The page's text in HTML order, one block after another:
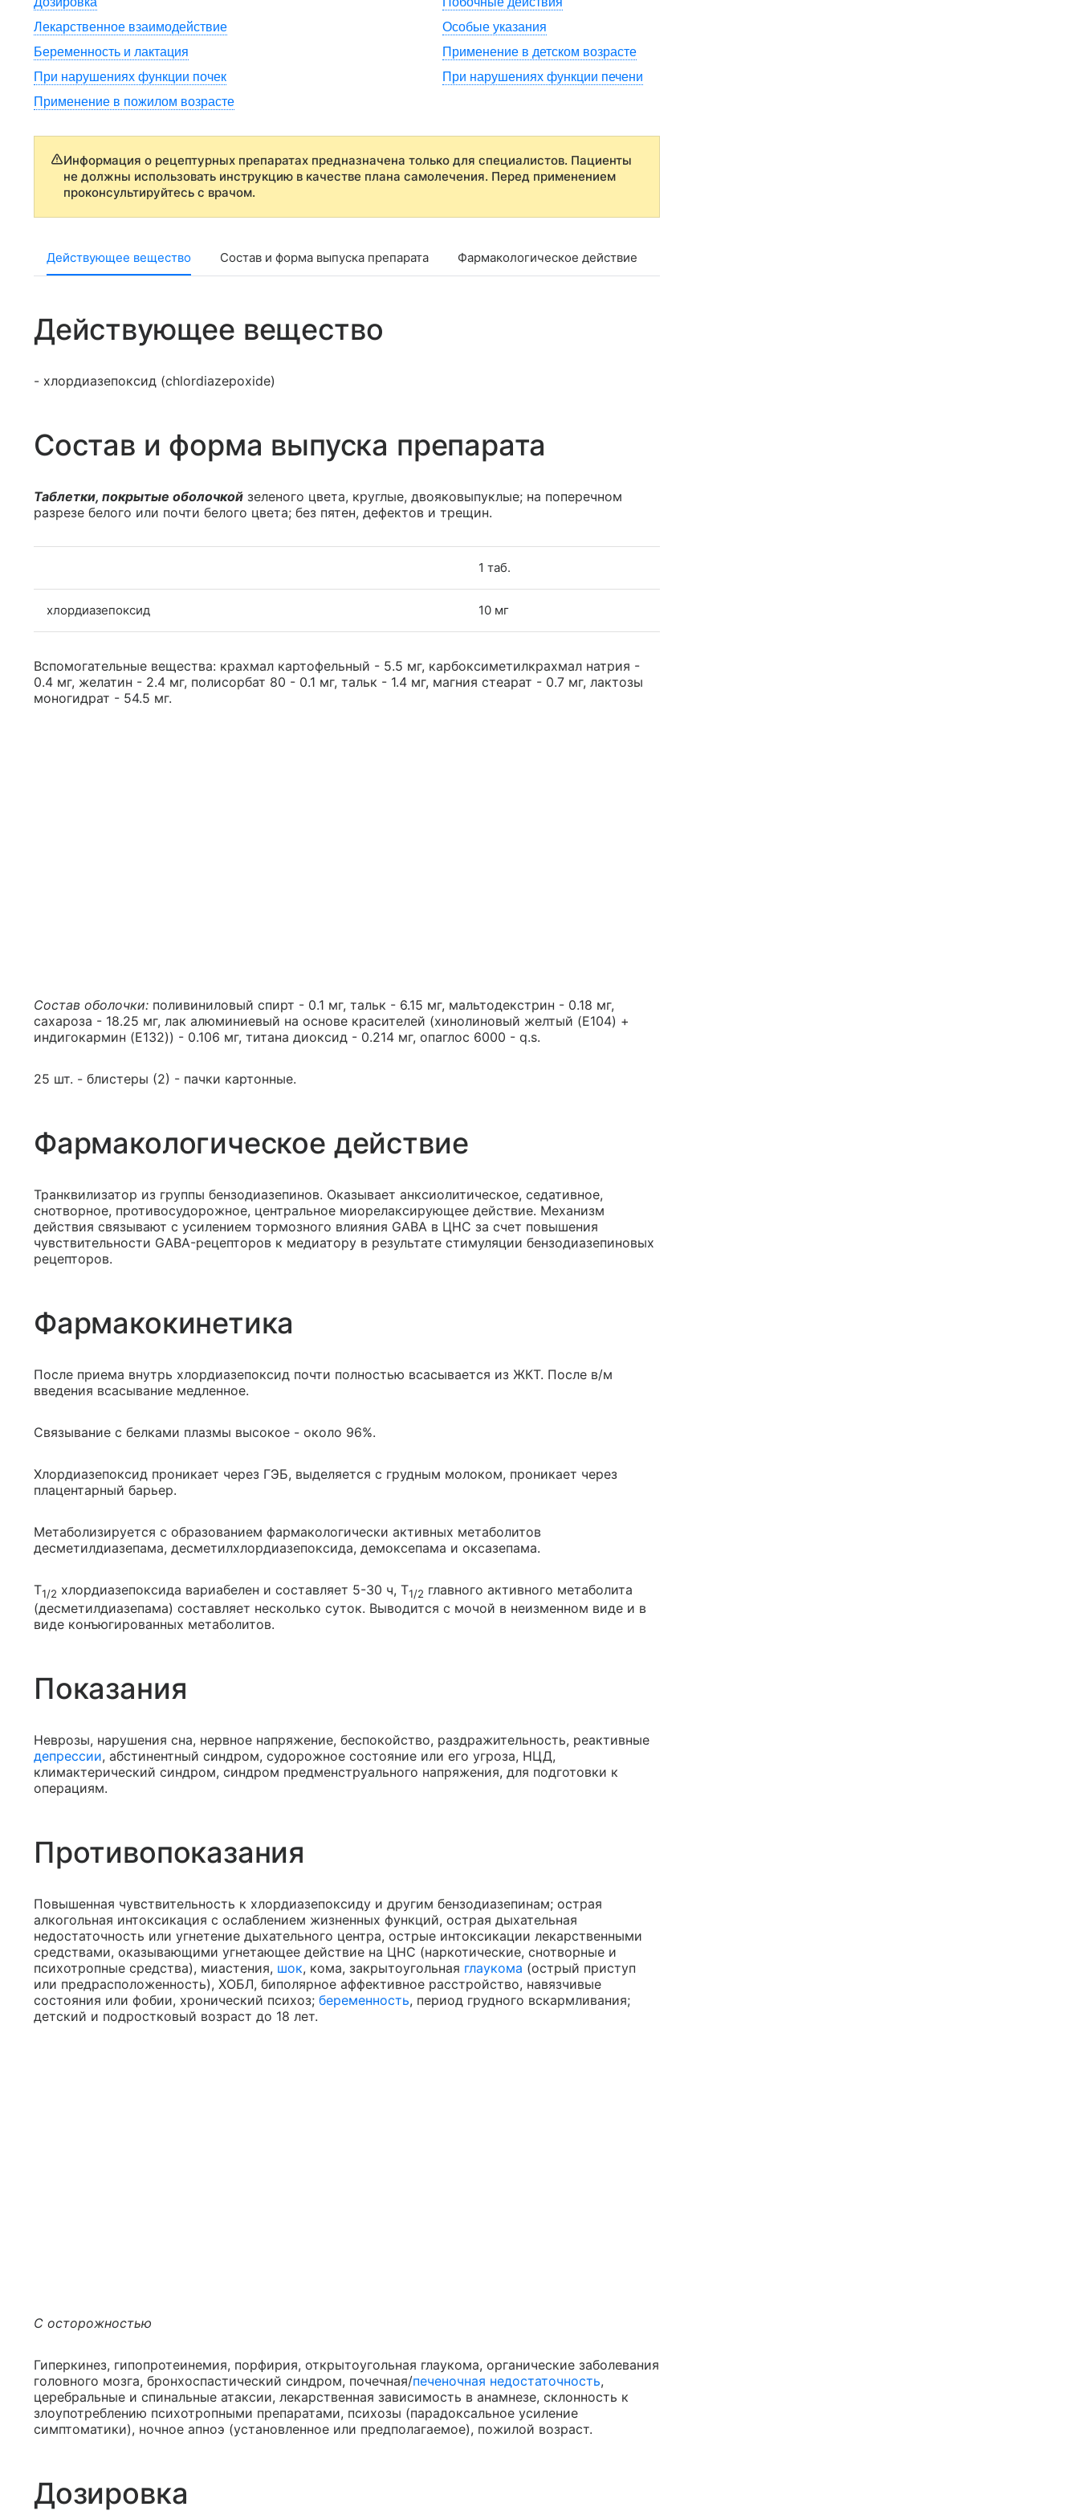
Лекарственное взаимодействие
Особые указания
Беременность и лактация
Применение в детском возрасте
При нарушениях функции почек
При нарушениях функции печени
Применение в пожилом возрасте
Информация о рецептурных препаратах предназначена только для специалистов. Пациенты
не должны использовать инструкцию в качестве плана самолечения. Перед применением
проконсультируйтесь с врачом.
Действующее вещество Состав и форма выпуска препарата Фармакологическое действие
Действующее вещество
- хлордиазепоксид (chlordiazepoxide)
Состав и форма выпуска препарата
Таблетки, покрытые оболочкой зеленого цвета, круглые, двояковыпуклые; на поперечном
разрезе белого или почти белого цвета; без пятен, дефектов и трещин.
1 таб.
хлордиазепоксид 10 мг
Вспомогательные вещества: крахмал картофельный - 5.5 мг, карбоксиметилкрахмал натрия -
0.4 мг, желатин - 2.4 мг, полисорбат 80 - 0.1 мг, тальк - 1.4 мг, магния стеарат - 0.7 мг, лактозы
моногидрат - 54.5 мг.
Состав оболочки: поливиниловый спирт - 0.1 мг, тальк - 6.15 мг, мальтодекстрин - 0.18 мг,
сахароза - 18.25 мг, лак алюминиевый на основе красителей (хинолиновый желтый (E104) +
индигокармин (E132)) - 0.106 мг, титана диоксид - 0.214 мг, опаглос 6000 - q.s.
25 шт. - блистеры (2) - пачки картонные.
Фармакологическое действие
Транквилизатор из группы бензодиазепинов. Оказывает анксиолитическое, седативное,
снотворное, противосудорожное, центральное миорелаксирующее действие. Механизм
действия связывают с усилением тормозного влияния GABA в ЦНС за счет повышения
чувствительности GABA-рецепторов к медиатору в результате стимуляции бензодиазепиновых
рецепторов.
Фармакокинетика
После приема внутрь хлордиазепоксид почти полностью всасывается из ЖКТ. После в/м
введения всасывание медленное.
Связывание с белками плазмы высокое - около 96%.
Хлордиазепоксид проникает через ГЭБ, выделяется с грудным молоком, проникает через
плацентарный барьер.
Метаболизируется с образованием фармакологически активных метаболитов
десметилдиазепама, десметилхлордиазепоксида, демоксепама и оксазепама.
T1/2 хлордиазепоксида вариабелен и составляет 5-30 ч, T1/2 главного активного метаболита
(десметилдиазепама) составляет несколько суток. Выводится с мочой в неизменном виде и в
виде конъюгированных метаболитов.
Показания
Неврозы, нарушения сна, нервное напряжение, беспокойство, раздражительность, реактивные
депрессии, абстинентный синдром, судорожное состояние или его угроза, НЦД,
климактерический синдром, синдром предменструального напряжения, для подготовки к
операциям.
Противопоказания
Повышенная чувствительность к хлордиазепоксиду и другим бензодиазепинам; острая
алкогольная интоксикация с ослаблением жизненных функций, острая дыхательная
недостаточность или угнетение дыхательного центра, острые интоксикации лекарственными
средствами, оказывающими угнетающее действие на ЦНС (наркотические, снотворные и
психотропные средства), миастения, шок, кома, закрытоугольная глаукома (острый приступ
или предрасположенность), ХОБЛ, биполярное аффективное расстройство, навязчивые
состояния или фобии, хронический психоз; беременность, период грудного вскармливания;
детский и подростковый возраст до 18 лет.
С осторожностью
Гиперкинез, гипопротеинемия, порфирия, открытоугольная глаукома, органические заболевания
головного мозга, бронхоспастический синдром, почечная/печеночная недостаточность,
церебральные и спинальные атаксии, лекарственная зависимость в анамнезе, склонность к
злоупотреблению психотропными препаратами, психозы (парадоксальное усиление
симптоматики), ночное апноэ (установленное или предполагаемое), пожилой возраст.
Дозировка